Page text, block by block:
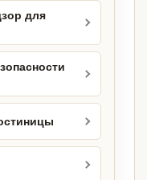
для